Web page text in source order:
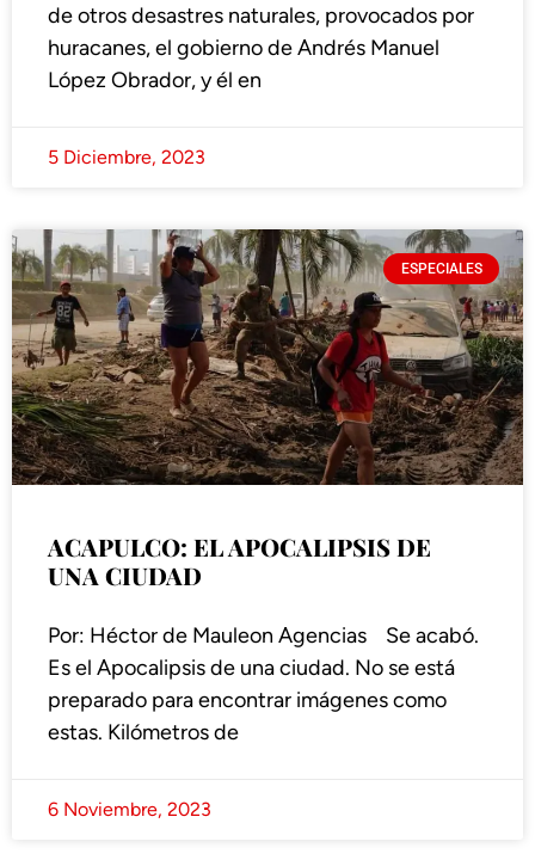
de otros desastres naturales, provocados por
huracanes, el gobierno de Andrés Manuel
López Obrador, y él en
5 Diciembre, 2023
ESPECIALES
ACAPULCO: EL APOCALIPSIS DE
UNA CIUDAD
Por: Héctor de Mauleon Agencias Se acabó.
Es el Apocalipsis de una ciudad. No se está
preparado para encontrar imágenes como
estas. Kilómetros de
6 Noviembre, 2023